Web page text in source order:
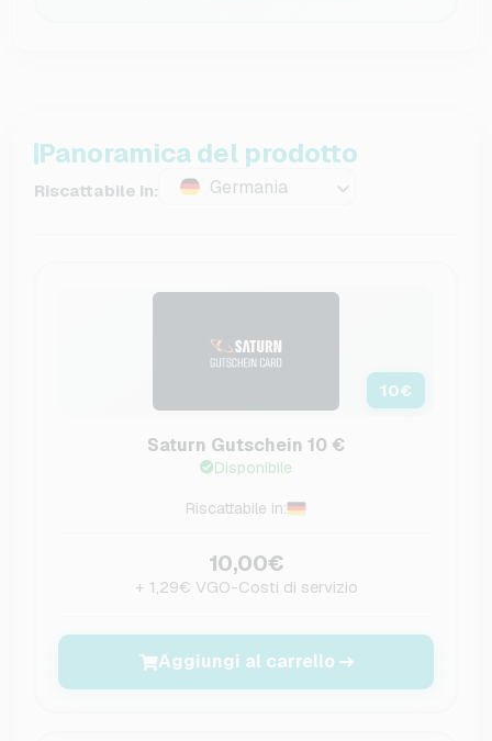
Panoramica del prodotto
Riscattabile in: Germania
10€
Saturn Gutschein 10 €
Disponibile
Riscattabile in:
10,00€
+ 1,29€ VGO-Costi di servizio
Aggiungi al carrello